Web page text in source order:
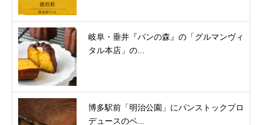
岐阜・垂井『パンの森』の「グルマンヴィ
タル本店」の...
博多駅前「明治公園」にパンストックプロ
デュースのベ...